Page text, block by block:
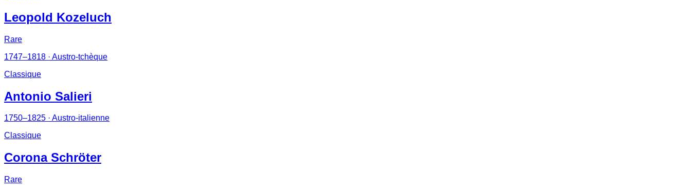
Leopold Kozeluch
Rare
1747–1818 · Austro-tchèque
Classique
Antonio Salieri
1750–1825 · Austro-italienne
Classique
Corona Schröter
Rare